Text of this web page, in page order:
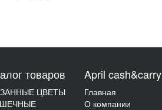
товаров
ЦВЕТЫ
April cash&carry
Главная
О компании